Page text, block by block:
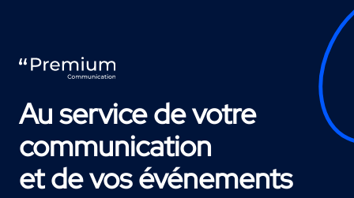
Au service de votre
communication
et de vos événements